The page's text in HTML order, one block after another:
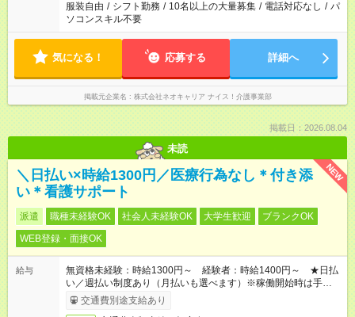
服装自由 / シフト勤務 / 10名以上の大量募集 / 電話対応なし / パ
ソコンスキル不要
気になる！ 応募する 詳細へ
掲載元企業名 株式会社ネオキャリア ナイス！介護事業部
掲載日：2026.08.04
未読
NEW
＼日払い×時給1300円／医療行為なし＊付き添
い＊看護サポート
派遣 職種未経験OK 社会人未経験OK 大学生歓迎
ブランクOK
WEB登録・面接OK
給与
無資格未経験：時給1300円～ 経験者：時給1400円～ ★日払
い／週払い制度あり（月払いも選べます）※稼働開始時は手続き
完了次第のお支払いとなります。
交通費別途支給あり